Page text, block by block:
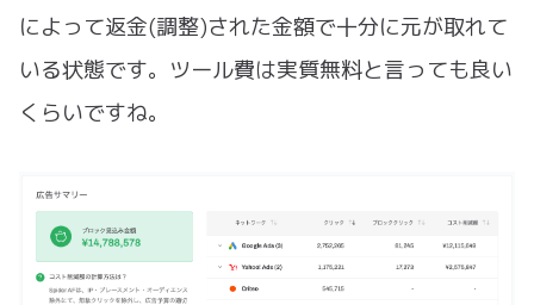
によって返金(調整)された金額で十分に元が取れて
いる状態です。ツール費は実質無料と言っても良い
くらいですね。